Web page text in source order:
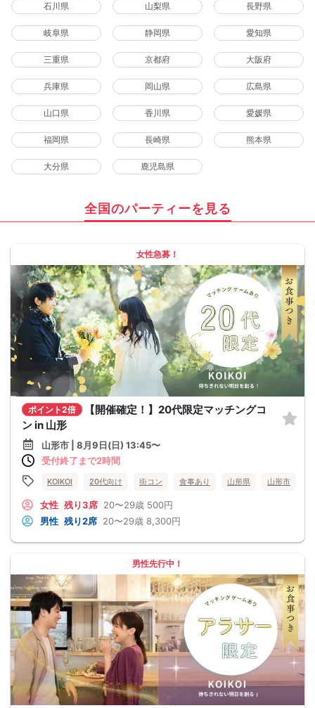
石川県 山梨県 長野県
岐阜県 静岡県 愛知県
三重県 京都府 大阪府
兵庫県 岡山県 広島県
山口県 香川県 愛媛県
福岡県 長崎県 熊本県
大分県 鹿児島県
全国のパーティーを見る
女性急募！
ポイント2倍
【開催確定！】20代限定マッチングコ
ン in 山形
山形市 | 8月9日(日) 13:45〜
受付終了まで2時間
KOIKOI 20代向け 街コン 食事あり 山形県 山形市
女性 残り3席 20〜29歳 500円
男性 残り2席 20〜29歳 8,300円
男性先行中！